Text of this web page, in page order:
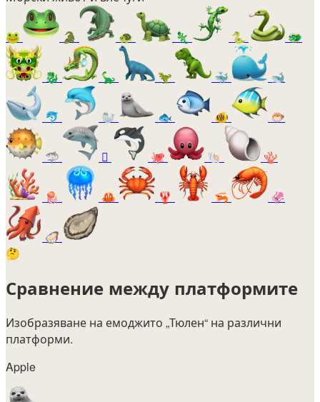
🐸 🐊 🐢 🦎 🐍 🐲
🐉 🦕 🦖 🐳 🐋
🐬 🦭 🐟 🐠 🐡
🦈 🫍 🐙 🐚 🪸
🪼 🦀 🦞 🦐 🦑
🦪
🤔
Сравнение между платформите
Изобразяване на емоджито „Тюлен“ на различни
платформи.
Apple